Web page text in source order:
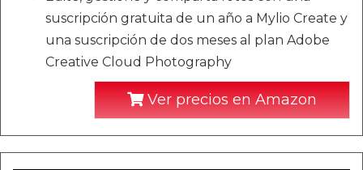
suscripción gratuita de un año a Mylio Create y
una suscripción de dos meses al plan Adobe
Creative Cloud Photography
Ver precios en Amazon